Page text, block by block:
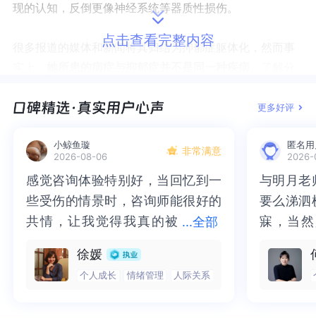
现的认知，反倒更像神经系统等器质性损伤。
很多报道的媒体和新闻将其归结为抑郁症躯体化，然而事
转”做出合理独立的判断，还能够更多地了解心理问题的不
点击查看完整内容
更多好评
小鲸鱼璇
2026-08-06
非常满意
...全部
感觉咨询体验特别好，当回忆到一
些受伤的情景时，咨询师能很好的
共情，让我觉得我真的被
一部分未处理的情绪被注意到了，
而且当咨询师准确说出我当时的情
感觉咨询体验特别好，当回忆到一
些受伤的情景时，咨询师能很好的
共情，让我觉得我真的被抱住了。
处理的情绪被注意到了，而且当咨
询师准确说出我当时的情绪，我感
徐媛
个人成长 情绪管理 人际关系
匿名
2026-
与明月老
要么涕泗
寐，当
来，觉
再困于
与明月老
要么涕泗
寐，当然
不必再
梏，更